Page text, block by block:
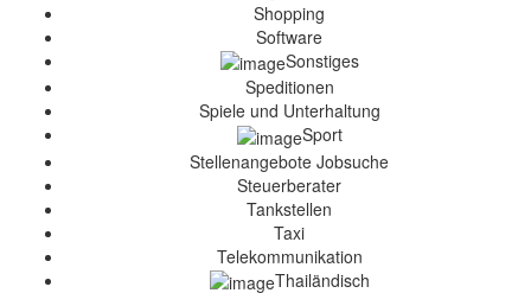
Shopping
Software
Sonstiges
Speditionen
Spiele und Unterhaltung
Sport
Stellenangebote Jobsuche
Steuerberater
Tankstellen
Taxi
Telekommunikation
Thailändisch